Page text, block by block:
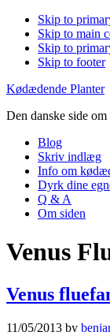
Skip to
Skip to main
Skip to
Skip to footer
Kødædende Planter
Den danske side
Blog
Skriv indlæg
Info om
Dyrk dine
Q & A
Om siden
Venus
Venus
11/05/2013 by